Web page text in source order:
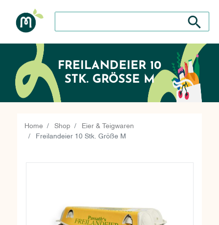
Search
FREILANDEIER 10
STK. GRÖSSE M
Home Shop Eier & Teigwaren
Freilandeier 10 Stk. Größe M